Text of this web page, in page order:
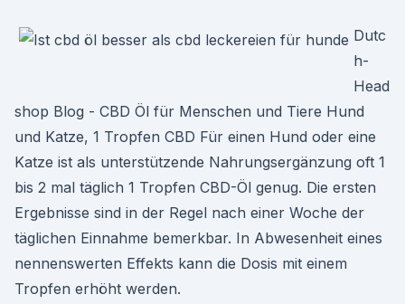
Dutc
h-
Head
shop Blog - CBD Öl für Menschen und Tiere Hund
und Katze, 1 Tropfen CBD Für einen Hund oder eine
Katze ist als unterstützende Nahrungsergänzung oft 1
bis 2 mal täglich 1 Tropfen CBD-Öl genug. Die ersten
Ergebnisse sind in der Regel nach einer Woche der
täglichen Einnahme bemerkbar. In Abwesenheit eines
nennenswerten Effekts kann die Dosis mit einem
Tropfen erhöht werden.